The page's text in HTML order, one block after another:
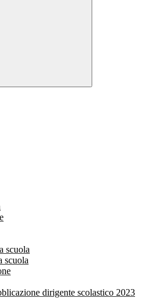
scuola
scuola
dirigente scolastico 2023